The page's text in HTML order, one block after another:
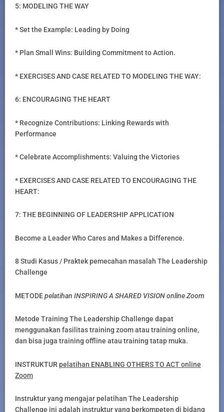
5: MODELING THE WAY
* Set the Example: Leading by Doing
* Plan Small Wins: Building Commitment to Action.
* EXERCISES AND CASE RELATED TO MODELING THE WAY:
6: ENCOURAGING THE HEART
* Recognize Contributions: Linking Rewards with
Performance
* Celebrate Accomplishments: Valuing the Victories
* EXERCISES AND CASE RELATED TO ENCOURAGING THE
HEART:
7: THE BEGINNING OF LEADERSHIP APPLICATION
Become a Leader Who Cares and Makes a Difference.
8 Studi Kasus / Praktek pemecahan masalah The Leadership
Challenge
METODEpelatihan INSPIRING A SHARED VISION online Zoom
Metode Training The Leadership Challenge dapat
menggunakan fasilitas training zoom atau training online,
dan bisa juga training offline atau training tatap muka.
INSTRUKTUR pelatihan ENABLING OTHERS TO ACT online
Zoom
Instruktur yang mengajar pelatihan The Leadership
Challenge ini adalah instruktur yang berkompeten di bidang